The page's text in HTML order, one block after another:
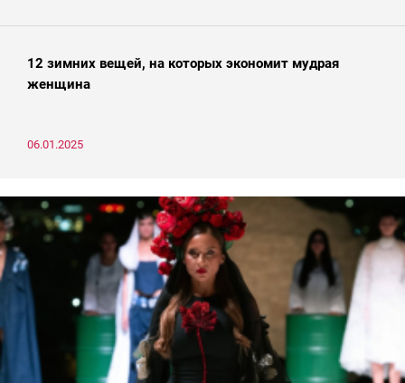
12 зимних вещей, на которых экономит мудрая
женщина
06.01.2025